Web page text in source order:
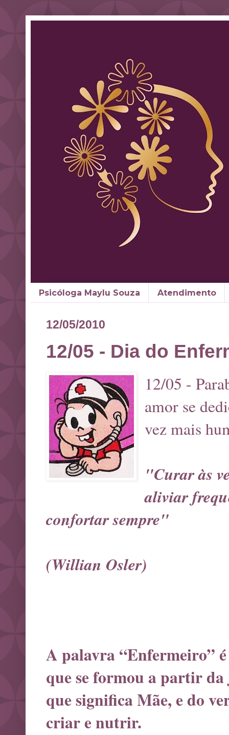
Psicóloga Maylu Souza Atendimento
12/05/2010
12/05 - Dia do
12/05 -
amor se
vez mais
"Curar às
aliviar
confortar sempre"
(Willian Osler)
A palavra “Enfermeiro”
que se formou a partir
que significa Mãe, e do
criar e nutrir.